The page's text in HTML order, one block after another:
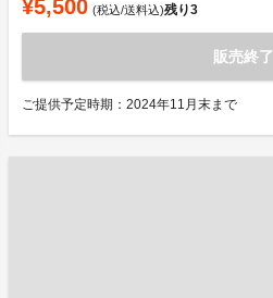
¥5,500 (税込/送料込)残り3
販売終了
ご提供予定時期：2024年11月末まで